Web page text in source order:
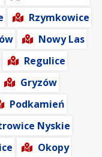
Rzymkowice
Nowy Las
Regulice
Gryzów
Podkamień
Nyskie
Okopy